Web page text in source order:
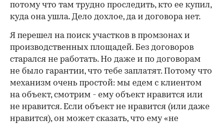
потому что там трудно проследить, кто ее купил,
куда она ушла. Дело дохлое, да и договора нет.
Я перешел на поиск участков в промзонах и
производственных площадей. Без договоров
старался не работать. Но даже и по договорам
не было гарантии, что тебе заплатят. Потому что
механизм очень простой: мы едем с клиентом
на объект, смотрим - ему объект нравится или
не нравится. Если объект не нравится (или даже
нравится), он может сказать, что ему «не